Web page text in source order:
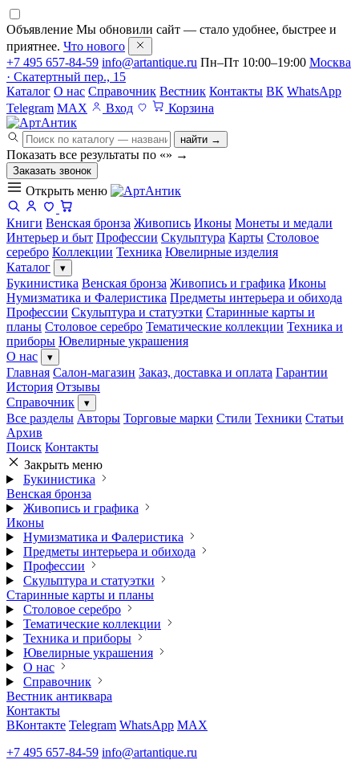
Объявление Мы обновили сайт — стало удобнее, быстрее и
приятнее. Что нового
+7 495 657-84-59 info@artantique.ru Пн–Пт 10:00–19:00 Москва
· Скатертный пер., 15
Каталог О нас Справочник Вестник Контакты ВК WhatsApp
Telegram MAX Вход Корзина
найти →
Показать все результаты по «» →
Заказать звонок
Открыть меню
Книги Венская бронза Живопись Иконы Монеты и медали
Интерьер и быт Профессии Скульптура Карты Столовое
серебро Коллекции Техника Ювелирные изделия
Каталог
▾
Букинистика Венская бронза Живопись и графика Иконы
Нумизматика и Фалеристика Предметы интерьера и обихода
Профессии Скульптура и статуэтки Старинные карты и
планы Столовое серебро Тематические коллекции Техника и
приборы Ювелирные украшения
О нас
▾
Главная Салон-магазин Заказ, доставка и оплата Гарантии
История Отзывы
Справочник
▾
Все разделы Авторы Торговые марки Стили Техники Статьи
Архив
Поиск Контакты
Закрыть меню
Букинистика
Венская бронза
Живопись и графика
Иконы
Нумизматика и Фалеристика
Предметы интерьера и обихода
Профессии
Скульптура и статуэтки
Старинные карты и планы
Столовое серебро
Тематические коллекции
Техника и приборы
Ювелирные украшения
О нас
Справочник
Вестник антиквара
Контакты
ВКонтакте Telegram WhatsApp MAX
+7 495 657-84-59 info@artantique.ru